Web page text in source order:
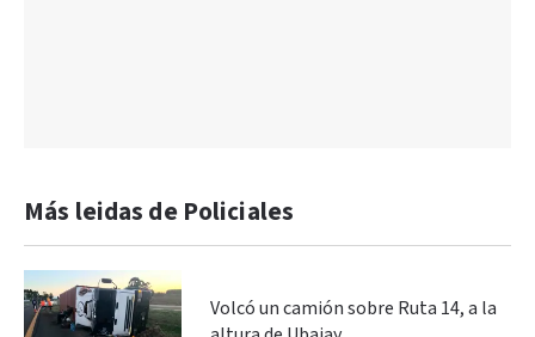
Más leidas de Policiales
Volcó un camión sobre Ruta 14, a la